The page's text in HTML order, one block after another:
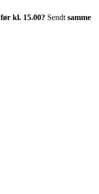
før kl. 15.00? Sendt samme